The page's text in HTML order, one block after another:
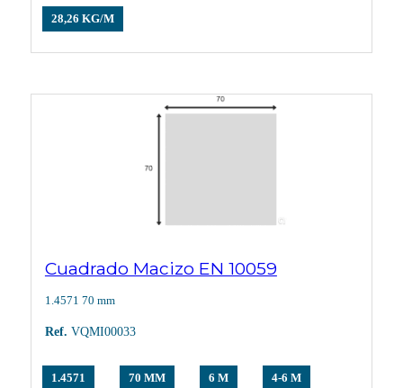
28,26 KG/M
Cuadrado Macizo EN 10059
1.4571 70 mm
Ref. VQMI00033
1.4571 70 MM 6 M 4-6 M